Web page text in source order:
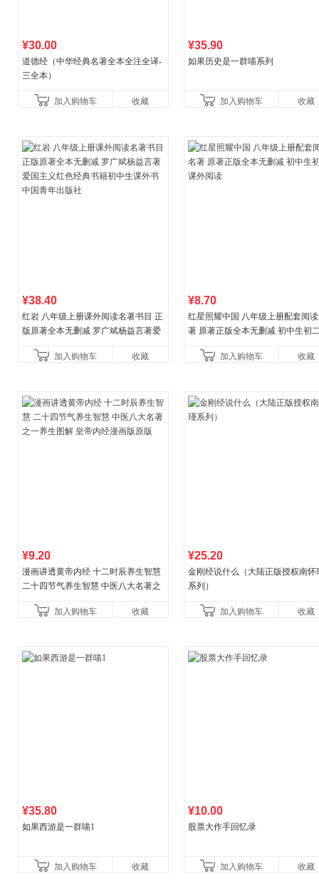
¥30.00
道德经（中华经典名著全本全注全译-
三全本）
加入购物车 收藏
¥35.90
如果历史是一群喵系列
加入购物车 收藏
¥38.40
红岩 八年级上册课外阅读名著书目 正
版原著全本无删减 罗广斌杨益言著爱
国青年出版社加入购物车 收藏
¥8.70
红星照耀中国 八年级上册配套阅
著 原著正版全本无删减 初中生初
加入购物车
收藏
¥9.20
漫画讲透黄帝内经 十二时辰养生智慧
二十四节气养生智慧 中医八大名著之
加入购物车
收藏
¥25.20
金刚经说什么（大陆正版授权南怀
系列）
加入购物车 收藏
¥35.80
如果西游是一群喵1
加入购物车 收藏
¥10.00
股票大作手回忆录
加入购物车 收藏